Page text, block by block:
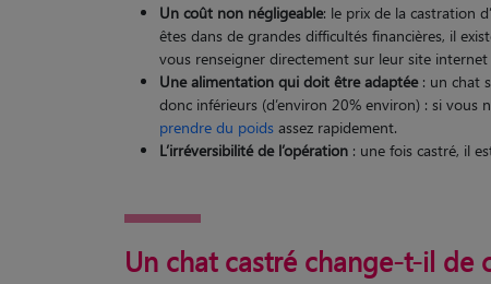
Un coût non négligeable: le prix de la castration
êtes dans de grandes difficultés financières, il
vous renseigner directement sur leur site
Une alimentation qui doit être adaptée : un chat
donc inférieurs (d’environ 20% environ) : si vous
prendre du poids assez rapidement.
L’irréversibilité de l’opération : une fois castré, il
Un chat castré change-t-il de